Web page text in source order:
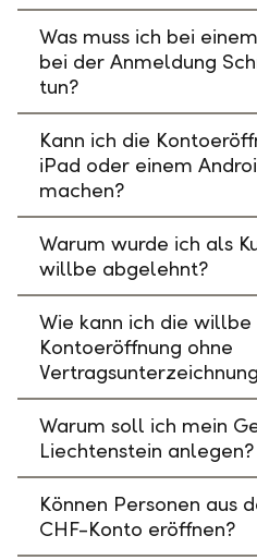
Was muss ich bei
bei der Anmeldung
tun?
Kann ich die
iPad oder einem
machen?
Warum wurde ich als
willbe abgelehnt?
Wie kann ich die willbe
Kontoeröffnung ohne
Warum soll ich mein
Liechtenstein anlegen?
Können Personen aus
CHF-Konto eröffnen?